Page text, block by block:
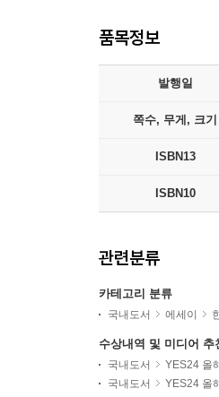
품목정보
발행일
쪽수, 무게, 크기
ISBN13
ISBN10
관련분류
카테고리 분류
국내도서 에세이
수상내역 및 미디어 추
국내도서 YES24 올
국내도서
YES24 올